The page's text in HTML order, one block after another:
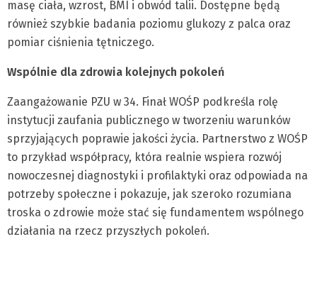
masę ciała, wzrost, BMI i obwód talii. Dostępne będą
również szybkie badania poziomu glukozy z palca oraz
pomiar ciśnienia tętniczego.
Wspólnie dla zdrowia kolejnych pokoleń
Zaangażowanie PZU w 34. Finał WOŚP podkreśla rolę
instytucji zaufania publicznego w tworzeniu warunków
sprzyjających poprawie jakości życia. Partnerstwo z WOŚP
to przykład współpracy, która realnie wspiera rozwój
nowoczesnej diagnostyki i profilaktyki oraz odpowiada na
potrzeby społeczne i pokazuje, jak szeroko rozumiana
troska o zdrowie może stać się fundamentem wspólnego
działania na rzecz przyszłych pokoleń.